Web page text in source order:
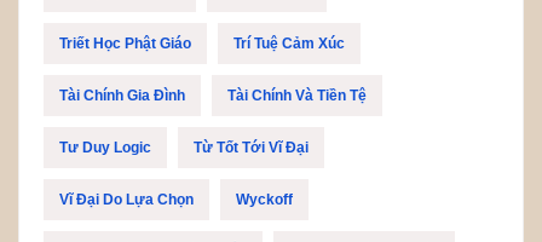
Triết Học Phật Giáo Trí Tuệ Cảm Xúc
Tài Chính Gia Đình Tài Chính Và Tiền Tệ
Tư Duy Logic Từ Tốt Tới Vĩ Đại
Vĩ Đại Do Lựa Chọn Wyckoff